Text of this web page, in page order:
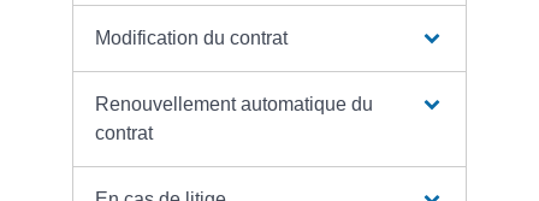
Modification du contrat
Renouvellement automatique du
contrat